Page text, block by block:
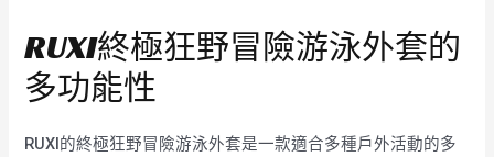
RUXI終極狂野冒險游泳外套的
多功能性
RUXI的終極狂野冒險游泳外套是一款適合多種戶外活動的多